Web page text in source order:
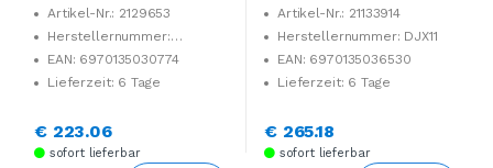
Artikel-Nr.: 2129653
Herstellernummer:
MNB010001
EAN: 6970135030774
Lieferzeit: 6 Tage
€ 223.06
sofort lieferbar
Artikel-Nr.: 21133914
Herstellernummer: DJX11
EAN: 6970135036530
Lieferzeit: 6 Tage
€ 265.18
sofort lieferbar